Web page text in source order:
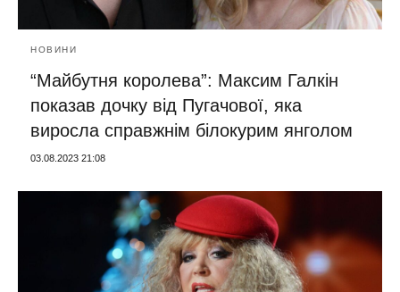
НОВИНИ
“Майбутня королева”: Максим Галкін
показав дочку від Пугачової, яка
виросла справжнім білокурим янголом
03.08.2023 21:08